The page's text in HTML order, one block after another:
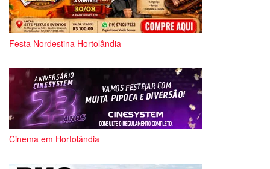
Festa Nordestina Hortolândia
Cinema em Hortolândia